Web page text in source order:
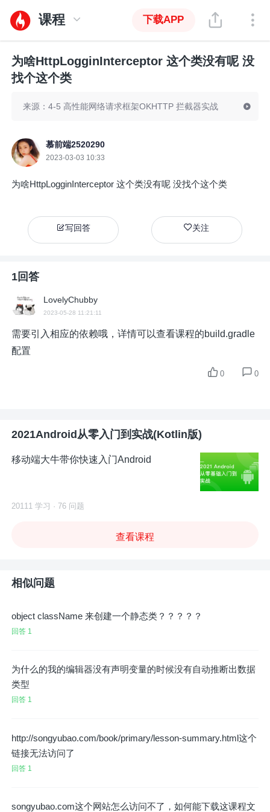
课程 下载APP
为啥HttpLogginInterceptor 这个类没有呢 没
找个这个类
来源：4-5 高性能网络请求框架OKHTTP 拦截器实战
慕前端2520290
2023-03-03 10:33
为啥HttpLogginInterceptor 这个类没有呢 没找个这个类
写回答 关注
1回答
LovelyChubby
2023-05-28 11:21:11
需要引入相应的依赖哦，详情可以查看课程的build.gradle
配置
0
0
2021Android从零入门到实战(Kotlin版)
移动端大牛带你快速入门Android
20111 学习 · 76 问题
查看课程
相似问题
object className 来创建一个静态类？？？？？
回答 1
为什么的我的编辑器没有声明变量的时候没有自动推断出数据
类型
回答 1
http://songyubao.com/book/primary/lesson-summary.html这个
链接无法访问了
回答 1
songyubao.com这个网站怎么访问不了，如何能下载这课程文